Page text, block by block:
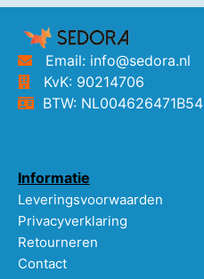
Email: info@sedora.nl
KvK: 90214706
BTW: NL004626471B54
Informatie
Leveringsvoorwaarden
Privacyverklaring
Retourneren
Contact